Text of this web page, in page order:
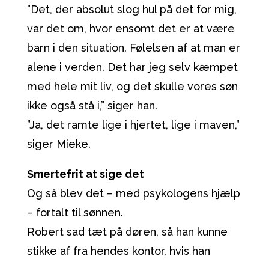
”Det, der absolut slog hul på det for mig,
var det om, hvor ensomt det er at være
barn i den situation. Følelsen af at man er
alene i verden. Det har jeg selv kæmpet
med hele mit liv, og det skulle vores søn
ikke også stå i,” siger han.
”Ja, det ramte lige i hjertet, lige i maven,”
siger Mieke.
Smertefrit at sige det
Og så blev det – med psykologens hjælp
– fortalt til sønnen.
Robert sad tæt på døren, så han kunne
stikke af fra hendes kontor, hvis han